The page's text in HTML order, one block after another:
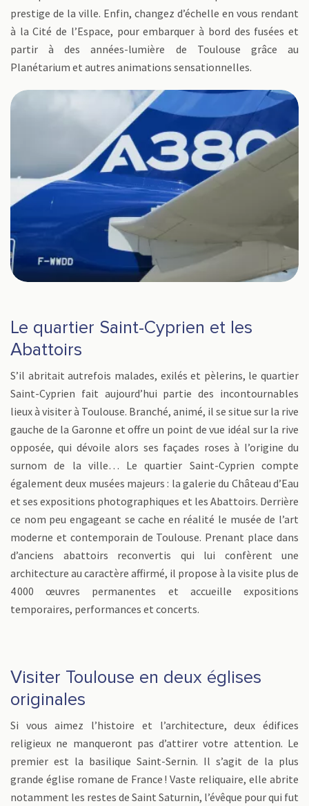
prestige de la ville. Enfin, changez d’échelle en vous rendant
à la Cité de l’Espace, pour embarquer à bord des fusées et
partir à des années-lumière de Toulouse grâce au
Planétarium et autres animations sensationnelles.
Le quartier Saint-Cyprien et les
Abattoirs
S’il abritait autrefois malades, exilés et pèlerins, le quartier
Saint-Cyprien fait aujourd’hui partie des incontournables
lieux à visiter à Toulouse. Branché, animé, il se situe sur la rive
gauche de la Garonne et offre un point de vue idéal sur la rive
opposée, qui dévoile alors ses façades roses à l’origine du
surnom de la ville… Le quartier Saint-Cyprien compte
également deux musées majeurs : la galerie du Château d’Eau
et ses expositions photographiques et les Abattoirs. Derrière
ce nom peu engageant se cache en réalité le musée de l’art
moderne et contemporain de Toulouse. Prenant place dans
d’anciens abattoirs reconvertis qui lui confèrent une
architecture au caractère affirmé, il propose à la visite plus de
4 000 œuvres permanentes et accueille expositions
temporaires, performances et concerts.
Visiter Toulouse en deux églises
originales
Si vous aimez l’histoire et l’architecture, deux édifices
religieux ne manqueront pas d’attirer votre attention. Le
premier est la basilique Saint-Sernin. Il s’agit de la plus
grande église romane de France ! Vaste reliquaire, elle abrite
notamment les restes de Saint Saturnin, l’évêque pour qui fut